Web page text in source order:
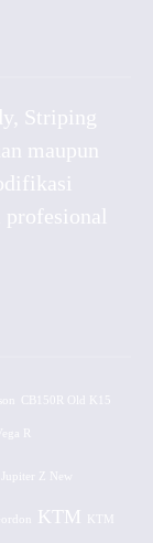
Striping
maupun
profesional
CB150R Old K15
R
KTM KTM